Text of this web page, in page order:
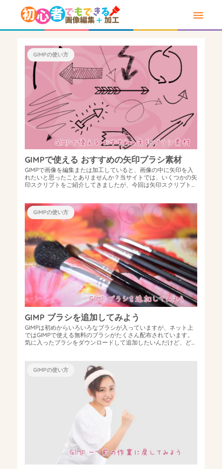
GIMPの使い方
GIMPで使える おすすめの矢印ブラシ素材
GIMPで画像を編集または加工していると、画像の中に矢印を入
れたいと思ったことありませんか？当サイトでは、いくつかの矢
印スクリプトをご紹介してきましたが、今回は矢印スクリプトよ
GIMPの使い方
GIMP ブラシを追加してみよう
GIMPは初めからいろいろなブラシが入っていますが、ネット上
ではGIMPで使える無料のブラシがたくさん配布されています。
気に入ったブラシをダウンロードして追加したいんだけど、どう
GIMPの使い方